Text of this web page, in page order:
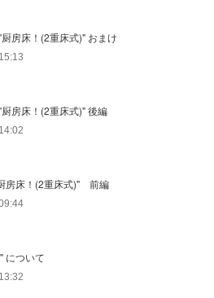
房床！(2重床式)" おまけ
房床！(2重床式)" 後編
房床！(2重床式)" 前編
について